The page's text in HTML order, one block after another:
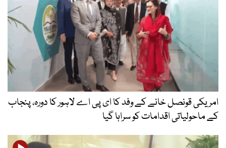
امریکی قونصل خانے کے وفد کا ای پی اے لاہور کا دورہ، پنجاب
کے ماحولیاتی اقدامات کو سراہا گیا